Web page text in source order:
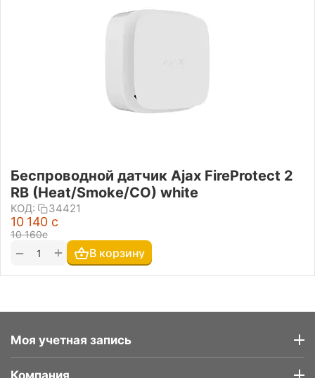
Беспроводной датчик Ajax FireProtect 2
RB (Heat/Smoke/CO) white
КОД: 34421
10 140 с
10 160с
+
− В корзину
Моя учетная запись
Компания